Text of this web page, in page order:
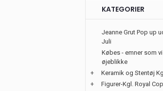
KATEGORIER
Jeanne Grut Pop up
Juli
Købes - emner som
øjeblikke
+
Keramik og Stentøj
+
Figurer-Kgl. Royal